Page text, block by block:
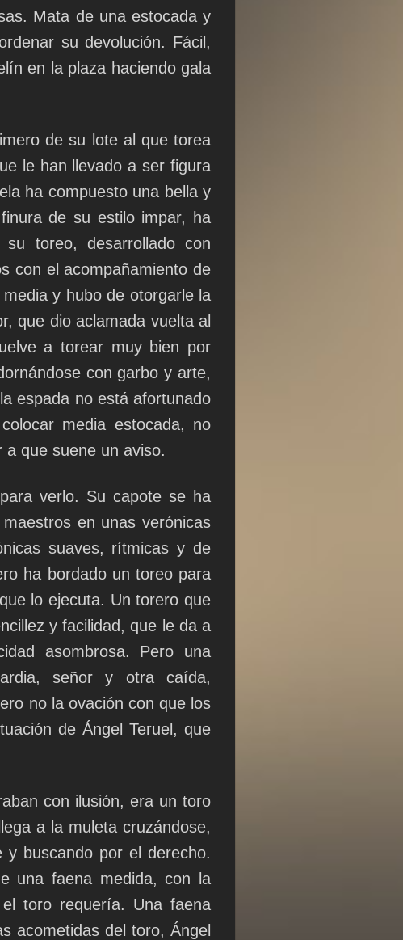
Mata de una estocada y
su devolución. Fácil,
en la plaza haciendo gala
de su lote al que torea
le han llevado a ser figura
ha compuesto una bella y
de su estilo impar, ha
toreo, desarrollado con
con el acompañamiento de
y hubo de otorgarle la
que dio aclamada vuelta al
a torear muy bien por
con garbo y arte,
espada no está afortunado
media estocada, no
a que suene un aviso.
verlo. Su capote se ha
en unas verónicas
suaves, rítmicas y de
ha bordado un toreo para
lo ejecuta. Un torero que
y facilidad, que le da a
asombrosa. Pero una
señor y otra caída,
no la ovación con que los
de Ángel Teruel, que
con ilusión, era un toro
a la muleta cruzándose,
buscando por el derecho.
una faena medida, con la
toro requería. Una faena
acometidas del toro, Ángel